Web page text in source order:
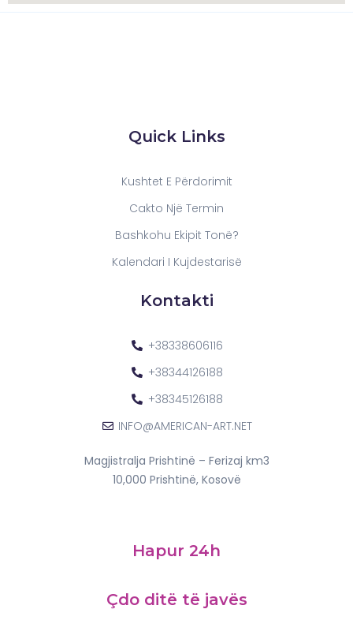
Quick Links
Kushtet E Përdorimit
Cakto Një Termin
Bashkohu Ekipit Tonë?
Kalendari I Kujdestarisë
Kontakti
+38338606116
+38344126188
+38345126188
INFO@AMERICAN-ART.NET
Magjistralja Prishtinë – Ferizaj km3
10,000 Prishtinë, Kosovë
Hapur 24h
Çdo ditë të javës